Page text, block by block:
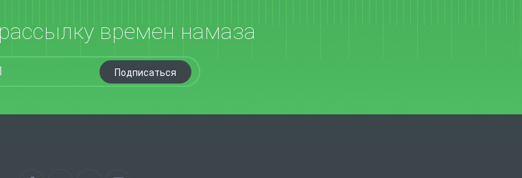
времен намаза
Подписаться